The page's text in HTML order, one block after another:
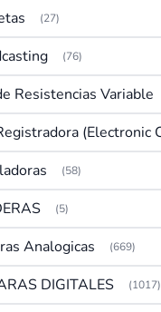
(27)
(76)
Resistencias Variable
(58)
(5)
Analogicas (669)
DIGITALES (1017)